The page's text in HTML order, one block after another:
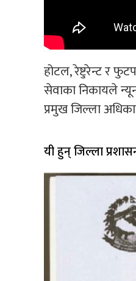
होटल, रेष्टुरेन्ट र
सेवाका निकायले
प्रमुख जिल्ला
यी हुन् जिल्ला